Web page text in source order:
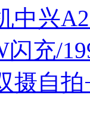
中兴
闪充/
摄自